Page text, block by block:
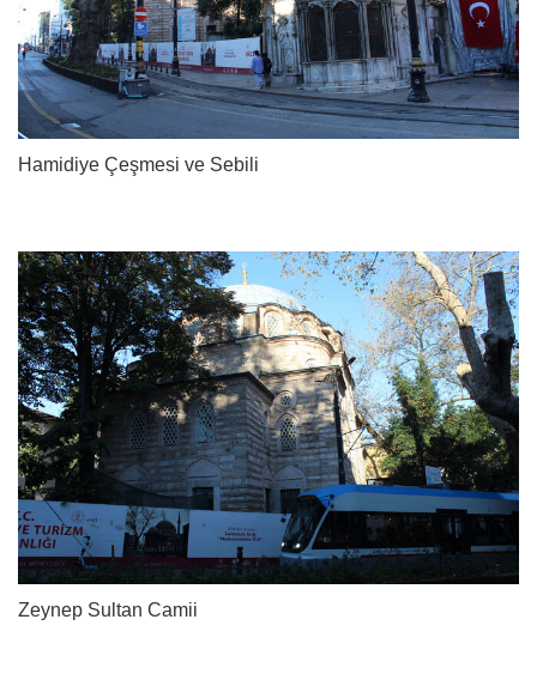
Hamidiye Çeşmesi ve Sebili
Zeynep Sultan Camii